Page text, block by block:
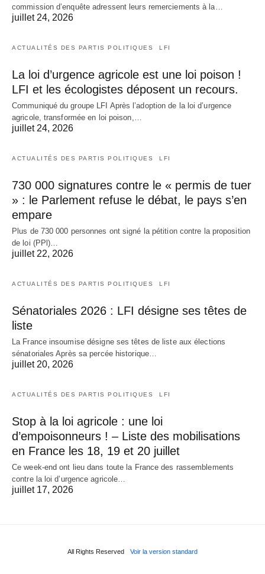
commission d’enquête adressent leurs remerciements à la…
juillet 24, 2026
ACTUALITÉS DES PARTIS POLITIQUES LFI
La loi d’urgence agricole est une loi poison !
LFI et les écologistes déposent un recours.
Communiqué du groupe LFI Après l’adoption de la loi d’urgence
agricole, transformée en loi poison,…
juillet 24, 2026
ACTUALITÉS DES PARTIS POLITIQUES LFI
730 000 signatures contre le « permis de tuer
» : le Parlement refuse le débat, le pays s’en
empare
Plus de 730 000 personnes ont signé la pétition contre la proposition
de loi (PPl)…
juillet 22, 2026
ACTUALITÉS DES PARTIS POLITIQUES LFI
Sénatoriales 2026 : LFI désigne ses têtes de
liste
La France insoumise désigne ses têtes de liste aux élections
sénatoriales Après sa percée historique…
juillet 20, 2026
ACTUALITÉS DES PARTIS POLITIQUES LFI
Stop à la loi agricole : une loi
d’empoisonneurs ! – Liste des mobilisations
en France les 18, 19 et 20 juillet
Ce week-end ont lieu dans toute la France des rassemblements
contre la loi d’urgence agricole…
juillet 17, 2026
All Rights Reserved Voir la version standard